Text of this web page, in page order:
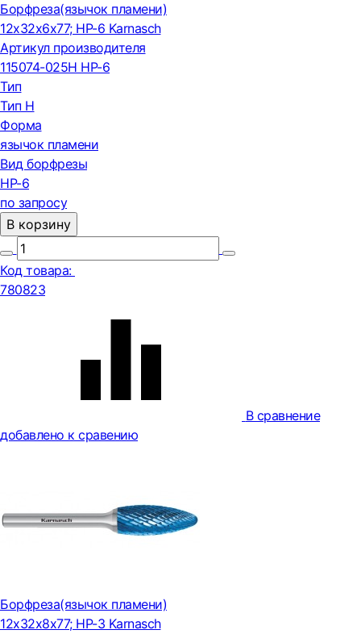
Борфреза(язычок пламени)
12x32x6x77; HP-6 Karnasch
Артикул производителя
115074-025H HP-6
Тип
Тип H
Форма
язычок пламени
Вид борфрезы
HP-6
по запросу
В корзину
Код товара:
780823
В сравнение
добавлено к сравению
Борфреза(язычок пламени)
12x32x8x77; HP-3 Karnasch